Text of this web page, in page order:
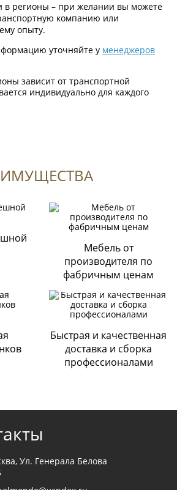
в регионы – при желании вы можете
компанию или
опыту.
уточняйте у менеджеров
зависит от транспортной
индивидуально для каждого
оплата товара на сайте или через
Вашего банка;
Сбербанк и т.д.
магазина «Стильная мебель»;
счету на расчетный счет Компании
Райффайзен);
получении мебели.
отзывов.
мнением
конфиденциальности
Мебель от
производителя по
фабричным ценам
Быстрая и качественная
доставка и сборка
профессионалами
Ул. Генерала Белова